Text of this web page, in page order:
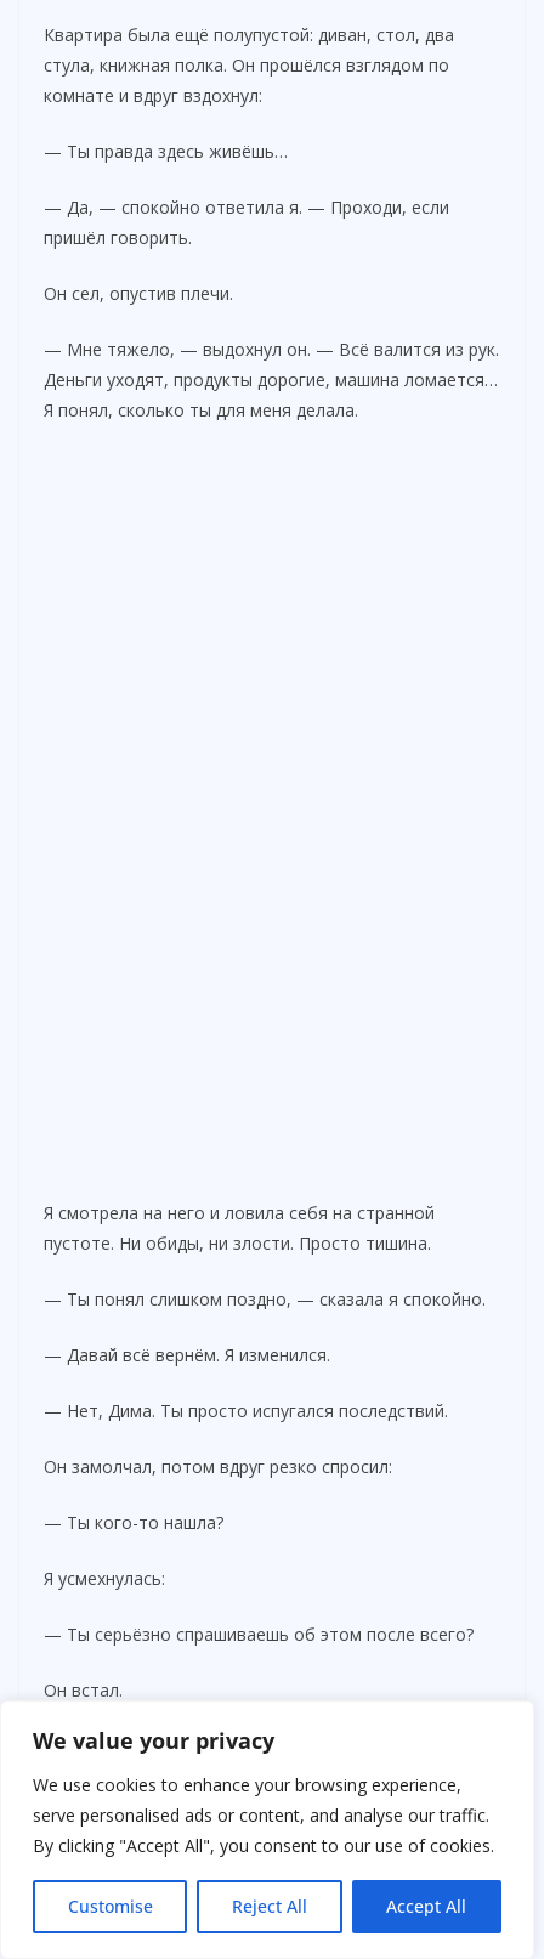
We value your privacy
We use cookies to enhance your browsing experience,
serve personalised ads or content, and analyse our traffic.
By clicking "Accept All", you consent to our use of cookies.
Customise Reject All Accept All
Квартира была ещё полупустой: диван, стол, два
стула, книжная полка. Он прошёлся взглядом по
комнате и вдруг вздохнул:
— Ты правда здесь живёшь…
— Да, — спокойно ответила я. — Проходи, если
пришёл говорить.
Он сел, опустив плечи.
— Мне тяжело, — выдохнул он. — Всё валится из рук.
Деньги уходят, продукты дорогие, машина ломается…
Я понял, сколько ты для меня делала.
Я смотрела на него и ловила себя на странной
пустоте. Ни обиды, ни злости. Просто тишина.
— Ты понял слишком поздно, — сказала я спокойно.
— Давай всё вернём. Я изменился.
— Нет, Дима. Ты просто испугался последствий.
Он замолчал, потом вдруг резко спросил:
— Ты кого-то нашла?
Я усмехнулась:
— Ты серьёзно спрашиваешь об этом после всего?
Он встал.
— Ты уничтожаешь нашу семью.
— Нет, — я посмотрела ему прямо в глаза. — Я
спасаю себя.
Он ушёл, хлопнув дверью. И больше не приходил.